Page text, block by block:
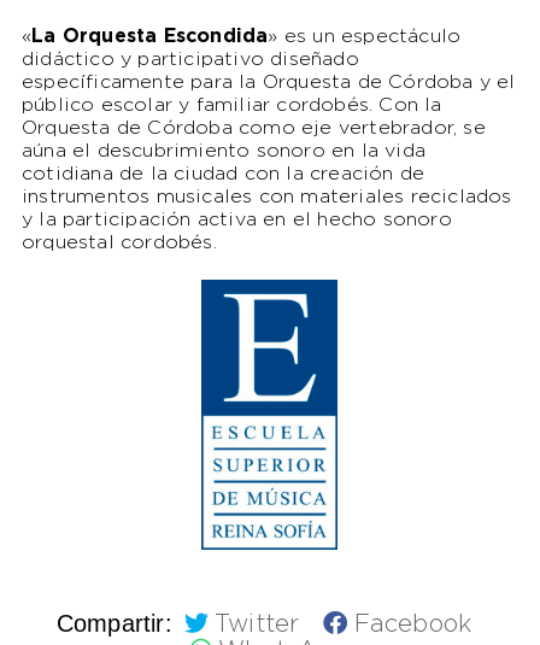
« La Orquesta Escondida» es un espectáculo
didáctico y participativo diseñado
específicamente para la Orquesta de Córdoba y el
público escolar y familiar cordobés. Con la
Orquesta de Córdoba como eje vertebrador, se
aúna el descubrimiento sonoro en la vida
cotidiana de la ciudad con la creación de
instrumentos musicales con materiales reciclados
y la participación activa en el hecho sonoro
orquestal cordobés.
Compartir: Twitter
Facebook